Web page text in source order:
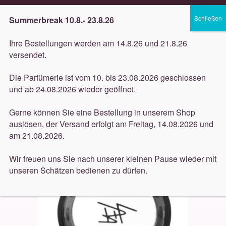
Lieferung innerhalb 3 Werktagen
Navigation
springen
Inhalt
springen
Düfte
öffnen
öffnen
Dekorative
Accessoires
öffnen
Start Dekorative Beauty is life
Summerbreak 10.8.- 23.8.26
Ihre Bestellungen werden am 14.8.26 und 21.8.26
versendet.
Die Parfümerie ist vom 10. bis 23.08.2026 geschlossen
und ab 24.08.2026 wieder geöffnet.
Gerne können Sie eine Bestellung in unserem Shop
auslösen, der Versand erfolgt am Freitag, 14.08.2026 und
am 21.08.2026.
Wir freuen uns Sie nach unserer kleinen Pause wieder mit
unseren Schätzen bedienen zu dürfen.